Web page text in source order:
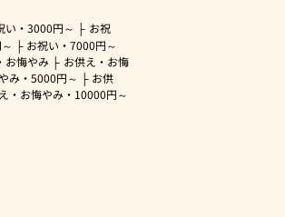
い・3000円～
お祝
お祝い・7000円～
お悔やみ
お供え・お悔
み・ 5000円～
お供
・お悔やみ・ 10000円～